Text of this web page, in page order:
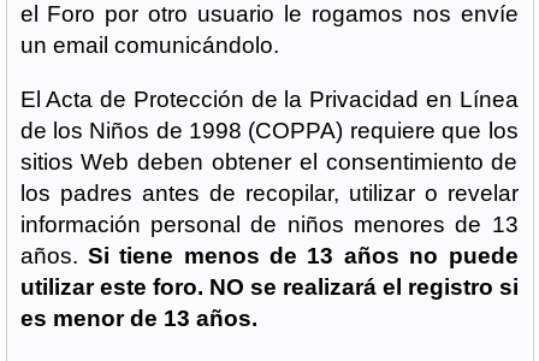
el Foro por otro usuario le rogamos nos envíe
un email comunicándolo.
El Acta de Protección de la Privacidad en Línea
de los Niños de 1998 (COPPA) requiere que los
sitios Web deben obtener el consentimiento de
los padres antes de recopilar, utilizar o revelar
información personal de niños menores de 13
años. Si tiene menos de 13 años no puede
utilizar este foro. NO se realizará el registro si
es menor de 13 años.